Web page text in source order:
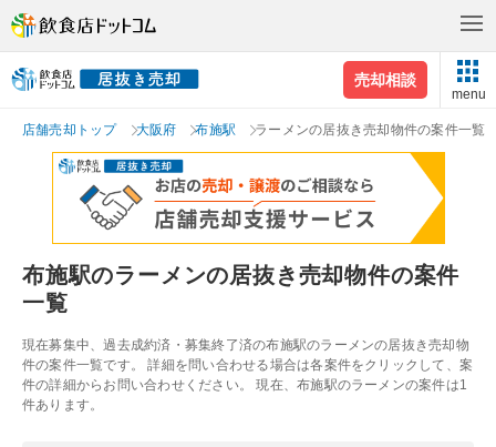
売却相談
menu
店舗売却トップ 大阪府 布施駅 ラーメンの居抜き売却物件の案件一覧
布施駅のラーメンの居抜き売却物件の案件
一覧
現在募集中、過去成約済・募集終了済の布施駅のラーメンの居抜き売却物
件の案件一覧です。 詳細を問い合わせる場合は各案件をクリックして、案
件の詳細からお問い合わせください。 現在、布施駅のラーメンの案件は1
件あります。